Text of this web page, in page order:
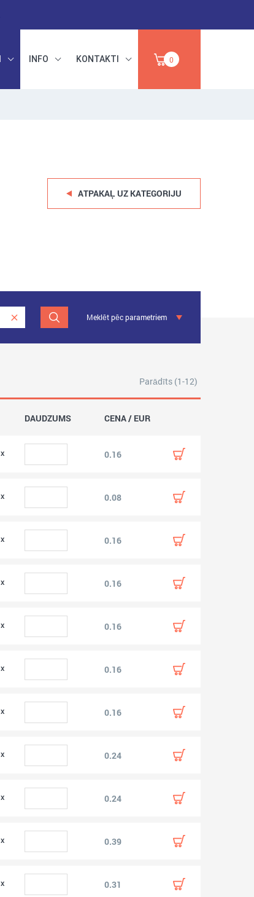
INFO KONTAKTI 0
ATPAKAĻ UZ KATEGORIJU
Meklēt pēc parametriem
Parādīts (1-12)
DAUDZUMS CENA / EUR
0.16
0.08
0.16
0.16
0.16
0.16
0.16
0.24
0.24
0.39
0.31